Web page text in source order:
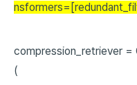
compression_retriever =
(